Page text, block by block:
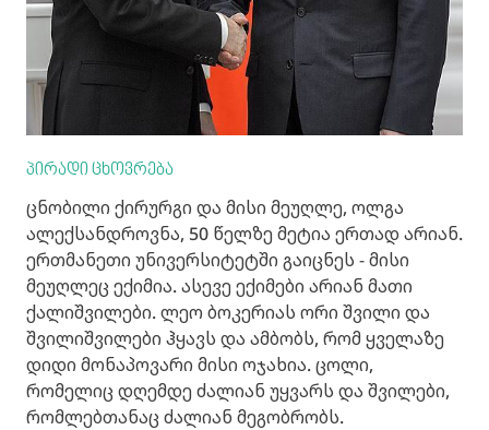
პირადი ცხოვრება
ცნობილი ქირურგი და მისი მეუღლე, ოლგა
ალექსანდროვნა, 50 წელზე მეტია ერთად არიან.
ერთმანეთი უნივერსიტეტში გაიცნეს - მისი
მეუღლეც ექიმია. ასევე ექიმები არიან მათი
ქალიშვილები. ლეო ბოკერიას ორი შვილი და
შვილიშვილები ჰყავს და ამბობს, რომ ყველაზე
დიდი მონაპოვარი მისი ოჯახია. ცოლი,
რომელიც დღემდე ძალიან უყვარს და შვილები,
რომლებთანაც ძალიან მეგობრობს.